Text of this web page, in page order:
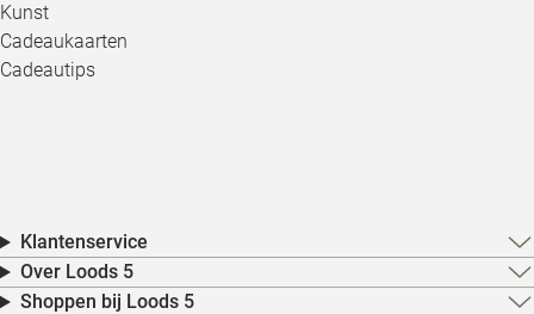
Kunst
Cadeaukaarten
Cadeautips
Klantenservice
Over Loods 5
Shoppen bij Loods 5